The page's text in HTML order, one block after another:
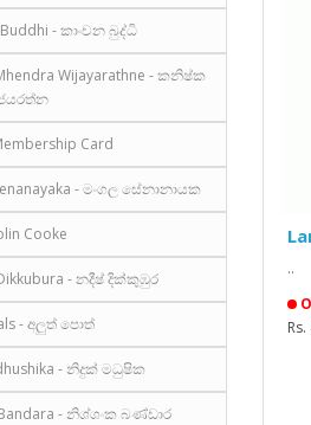
Buddhi - කාංචන බුද්ධි
Wijayarathne - කනිෂ්ක
Card
- මංගල සේනානායක
Cooke
- නදීෂ් දික්කුඹුර
- අලුත් පොත්
- නිදුක් මධුෂික
- නිශ්ශංක බණ්ඩාර
..